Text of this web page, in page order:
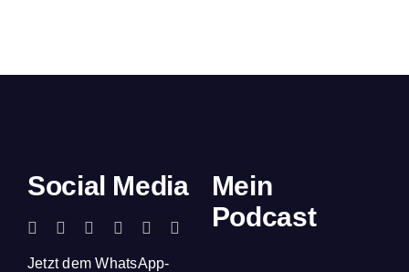
Social Media
Jetzt dem WhatsApp-
Mein
Podcast